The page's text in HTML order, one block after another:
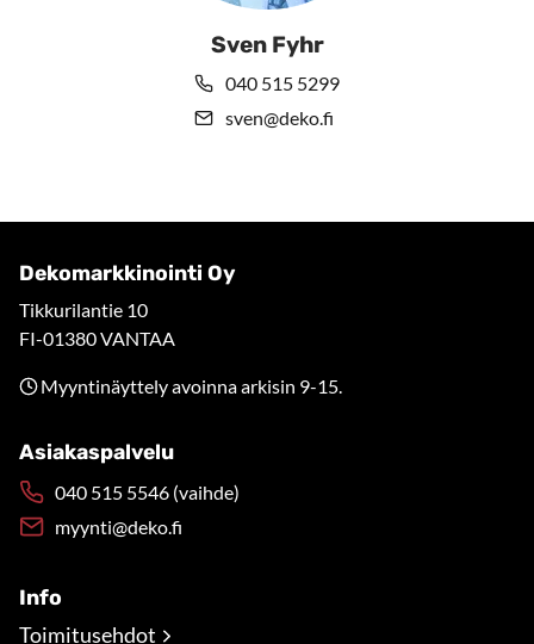
Sven Fyhr
040 515 5299
sven@deko.fi
Dekomarkkinointi Oy
Tikkurilantie 10
FI-01380 VANTAA
Myyntinäyttely avoinna arkisin 9-15.
Asiakaspalvelu
040 515 5546 (vaihde)
myynti@deko.fi
Info
Toimitusehdot